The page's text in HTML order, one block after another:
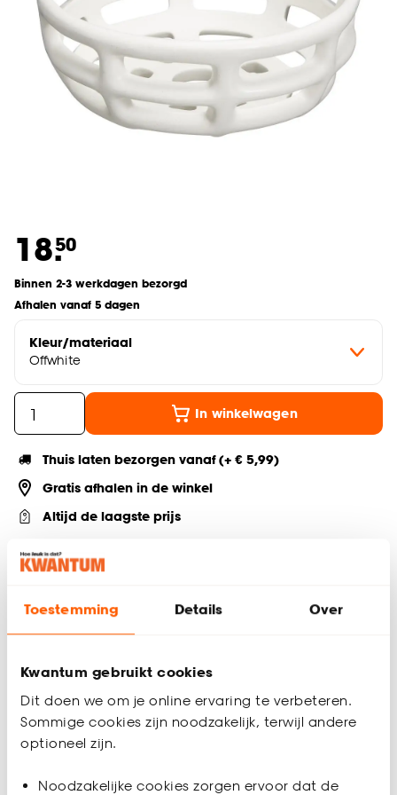
Toestemming Details Over
Kwantum gebruikt cookies
Dit doen we om je online ervaring te verbeteren.
Sommige cookies zijn noodzakelijk, terwijl andere
optioneel zijn.
Noodzakelijke cookies zorgen ervoor dat de
18.50
Binnen 2-3 werkdagen bezorgd
Afhalen vanaf 5 dagen
Kleur/materiaal
Offwhite
In winkelwagen
Thuis laten bezorgen vanaf (+ € 5,99)
Gratis afhalen in de winkel
Altijd de laagste prijs
Deel jouw product & volg ons op social
Geef sfeer aan jouw interieur met deze off-white Lime
decoratieve schaal. Dit veelzijdige stoneware
keukenaccessoire is ook te gebruiken als fruitmand. Voeg
kleur en stijl toe aan je keuken met deze unieke decoratieve
schaal.
Productspecificaties